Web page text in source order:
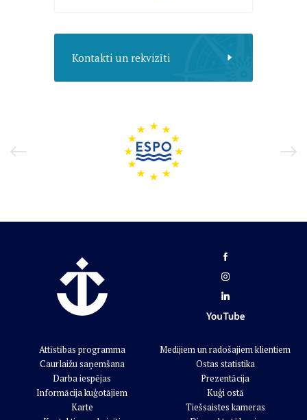
Kontakti un rekvizīti
Attīstības programma
Caurlaižu saņemšana
Darba iespējas
Informācija kuģotājiem
Karte
Medijiem un radošajiem klientiem
Ostas statistika
Prezentācija
Kuģi ostā
Tiešsaistes kameras